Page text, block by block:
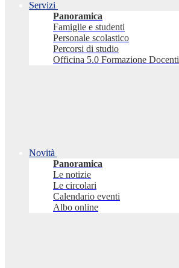
Servizi
Panoramica
Famiglie e studenti
Personale scolastico
Percorsi di studio
Officina 5.0 Formazione Docenti
Novità
Panoramica
Le notizie
Le circolari
Calendario eventi
Albo online